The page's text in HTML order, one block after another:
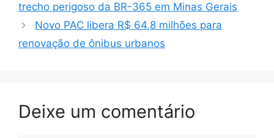
trecho perigoso da BR-365 em Minas Gerais
Novo PAC libera R$ 64,8 milhões para
renovação de ônibus urbanos
Deixe um comentário